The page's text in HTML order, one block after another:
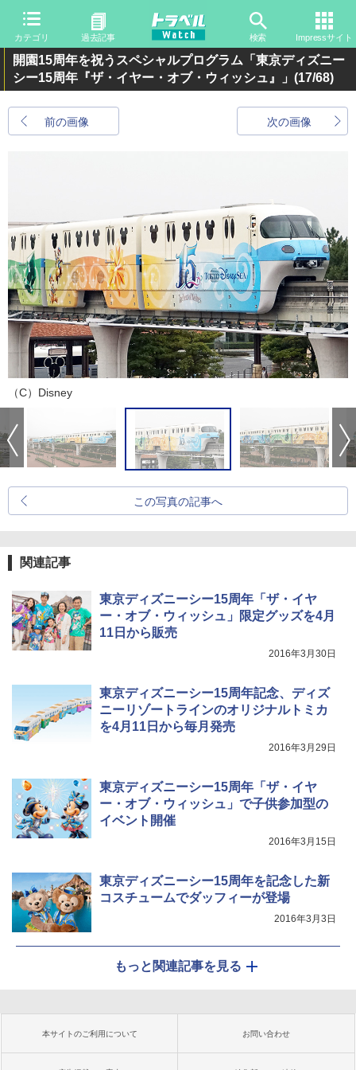
カテゴリ 過去記事 検索 Impressサイト
開園15周年を祝うスペシャルプログラム「東京ディズニー
シー15周年『ザ・イヤー・オブ・ウィッシュ』」 (17/68)
前の画像 次の画像
（C）Disney
この写真の記事へ
関連記事
東京ディズニーシー15周年「ザ・イヤ
ー・オブ・ウィッシュ」限定グッズを4月
11日から販売
2016年3月30日
東京ディズニーシー15周年記念、ディズ
ニーリゾートラインのオリジナルトミカ
を4月11日から毎月発売
2016年3月29日
東京ディズニーシー15周年「ザ・イヤ
ー・オブ・ウィッシュ」で子供参加型の
イベント開催
2016年3月15日
東京ディズニーシー15周年を記念した新
コスチュームでダッフィーが登場
2016年3月3日
もっと関連記事を見る
本サイトのご利用について お問い合わせ